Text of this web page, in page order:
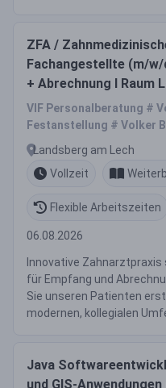
ZFA /
Fachangestellte (m/w/
+ Abrechnung I Raum
am Lech
VIF Personalberatung #
Festanstellung # Volker
Landsberg am Lech
Vollzeit
Flexible Arbeitszeiten
06.08.2026
Innovative
für Empfang und
Sie unseren Patienten
modernen, kollegialen
Java
und GIS-